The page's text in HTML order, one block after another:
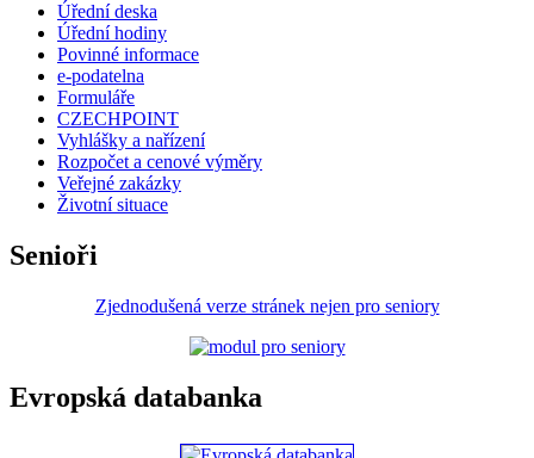
Úřední deska
Úřední hodiny
Povinné informace
e-podatelna
Formuláře
CZECHPOINT
Vyhlášky a nařízení
Rozpočet a cenové výměry
Veřejné zakázky
Životní situace
Senioři
Zjednodušená verze stránek nejen pro seniory
Evropská databanka